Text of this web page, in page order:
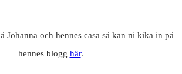
Johanna och hennes casa så kan ni kika in på
hennes blogg här.